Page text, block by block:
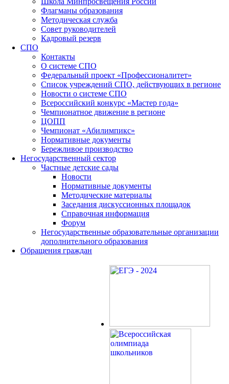
Флагманы образования
Методическая служба
Совет руководителей
Кадровый резерв
СПО
Контакты
О системе СПО
Федеральный проект «Профессионалитет»
Список учреждений СПО, действующих в регионе
Новости о системе СПО
Всероссийский конкурс «Мастер года»
Чемпионатное движение в регионе
ЦОПП
Чемпионат «Абилимпикс»
Нормативные документы
Бережливое производство
Негосударственный сектор
Частные детские сады
Новости
Нормативные документы
Методические материалы
Заседания дискуссионных площадок
Справочная информация
Форум
Негосударственные образовательные организации
дополнительного образования
Обращения граждан